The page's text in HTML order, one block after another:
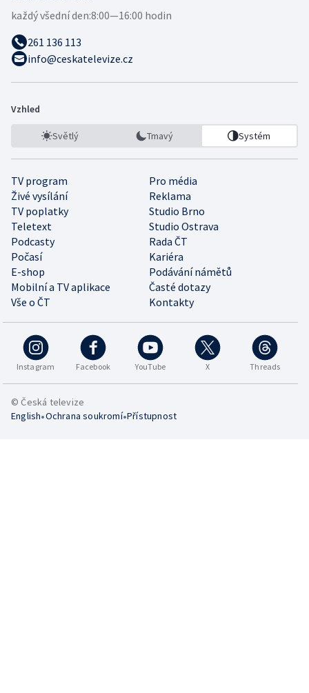
každý všední den:8:00—16:00 hodin
261 136 113
info@ceskatelevize.cz
Vzhled
Světlý Tmavý Systém
TV program
Pro média
Živé vysílání
Reklama
TV poplatky
Studio Brno
Teletext
Studio Ostrava
Podcasty
Rada ČT
Počasí
Kariéra
E-shop
Podávání námětů
Mobilní a TV aplikace
Časté dotazy
Vše o ČT
Kontakty
Instagram Facebook YouTube X Threads
© Česká televize
English•Ochrana soukromí•Přístupnost